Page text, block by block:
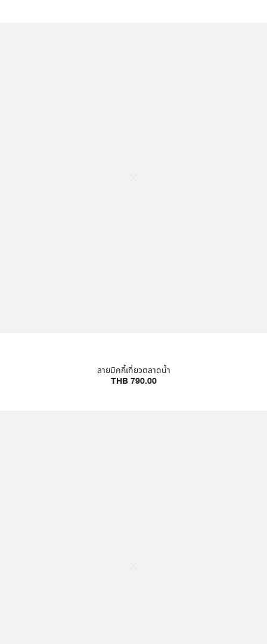
ลายมิคกี้เที่ยวตลาดน้ำ
THB 790.00